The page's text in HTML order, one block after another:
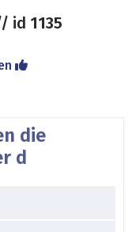
id 1135
die
d